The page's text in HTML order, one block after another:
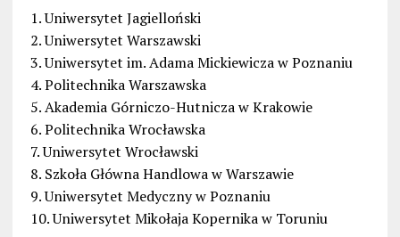
1. Uniwersytet Jagielloński
2. Uniwersytet Warszawski
3. Uniwersytet im. Adama Mickiewicza w Poznaniu
4. Politechnika Warszawska
5. Akademia Górniczo-Hutnicza w Krakowie
6. Politechnika Wrocławska
7. Uniwersytet Wrocławski
8. Szkoła Główna Handlowa w Warszawie
9. Uniwersytet Medyczny w Poznaniu
10. Uniwersytet Mikołaja Kopernika w Toruniu